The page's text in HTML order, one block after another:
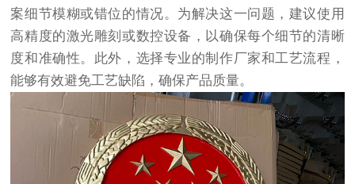
案细节模糊或错位的情况。为解决这一问题，建议使用
高精度的激光雕刻或数控设备，以确保每个细节的清晰
度和准确性。此外，选择专业的制作厂家和工艺流程，
能够有效避免工艺缺陷，确保产品质量。